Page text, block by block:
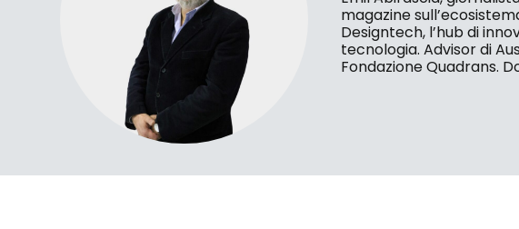
magazine
Designtech, l’hub di
tecnologia. Advisor di
Fondazione Quadrans.